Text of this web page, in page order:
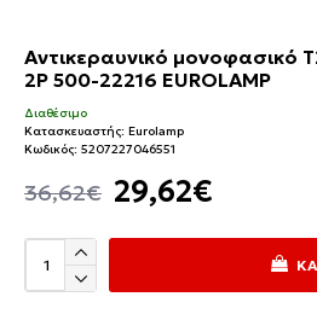
Αντικεραυνικό μονοφασικό
2P 500-22216 EUROLAMP
29,62€
36,62€
Διαθέσιμο
Κατασκευαστής: Eurolamp
Κωδικός: 5207227046551